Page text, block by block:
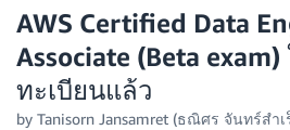
รุ่น
AWS Certified Data
Associate (Beta exam)
ทะเบียนแล้ว
by Tanisorn Jansamret (ธณิศร จันทร์สำเ